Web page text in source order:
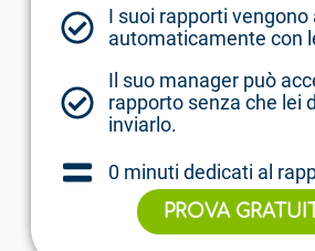
I suoi rapporti
automaticamente con
Il suo manager può
rapporto senza che lei
inviarlo.
0 minuti dedicati al
PROVA